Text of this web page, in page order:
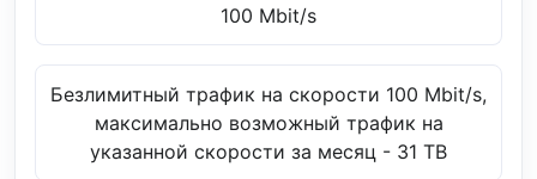
100 Mbit/s
Безлимитный трафик на скорости 100 Mbit/s,
максимально возможный трафик на
указанной скорости за месяц - 31 TB